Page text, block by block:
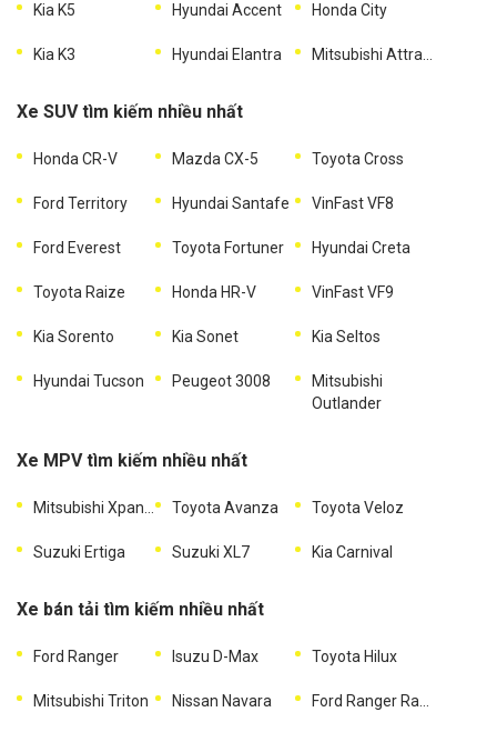
Kia K5 Hyundai Accent Honda City
Kia K3 Hyundai Elantra
Xe SUV tìm kiếm nhiều nhất
Honda CR-V Mazda CX-5 Toyota Cross
Ford Territory Hyundai Santafe VinFast VF8
Ford Everest Toyota Fortuner Hyundai Creta
Toyota Raize Honda HR-V VinFast VF9
Kia Sorento Kia Sonet Kia Seltos
Hyundai Tucson Peugeot 3008
Mitsubishi
Outlander
Xe MPV tìm kiếm nhiều nhất
Toyota Avanza Toyota Veloz
Suzuki Ertiga Suzuki XL7 Kia Carnival
Xe bán tải tìm kiếm nhiều nhất
Ford Ranger Isuzu D-Max Toyota Hilux
Mitsubishi Triton Nissan Navara